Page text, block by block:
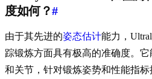
度如何？#
由于其先进的姿态估计能力，
踪锻炼方面具有极高的准确度。
和关节，针对锻炼姿势和性能指